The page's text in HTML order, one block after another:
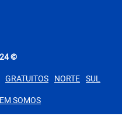
©
GRATUITOS NORTE SUL
SOMOS